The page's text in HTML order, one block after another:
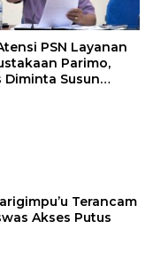
PSN Layanan
Parimo,
Diminta Susun
Terancam
Akses Putus